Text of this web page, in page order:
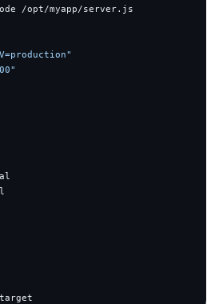
/opt/myapp/server.js